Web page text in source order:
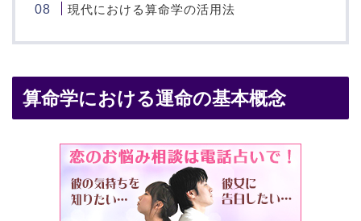
現代における算命学の活用法
算命学における運命の基本概念